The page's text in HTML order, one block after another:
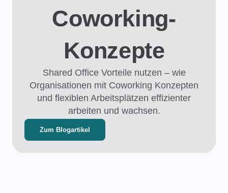
Coworking-
Konzepte
Shared Office Vorteile nutzen – wie
Organisationen mit Coworking Konzepten
und flexiblen Arbeitsplätzen effizienter
arbeiten und wachsen.
Zum Blogartikel